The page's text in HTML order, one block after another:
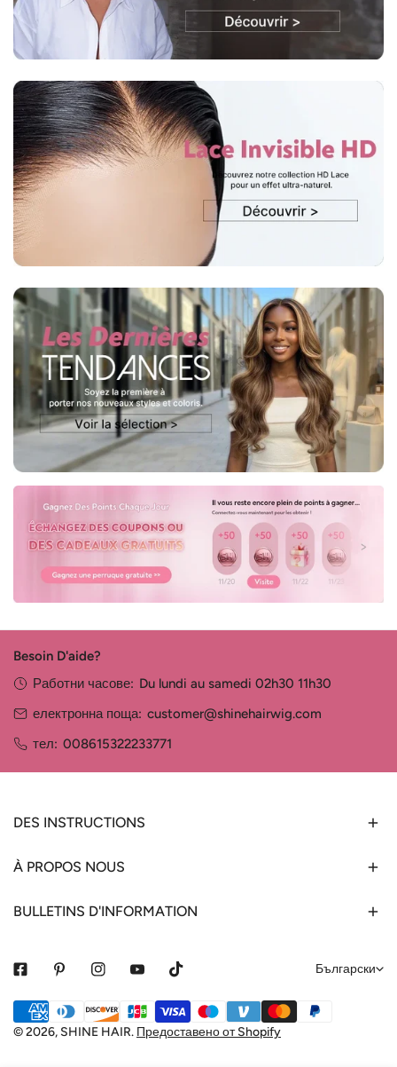
Besoin D'aide?
Работни часове: Du lundi au samedi 02h30 11h30
електронна поща: customer@shinehairwig.com
тел: 008615322233771
DES INSTRUCTIONS
À PROPOS NOUS
BULLETINS D'INFORMATION
е
з
и
Български
© 2026, SHINE HAIR. Предоставено от Shopify
Начини
за